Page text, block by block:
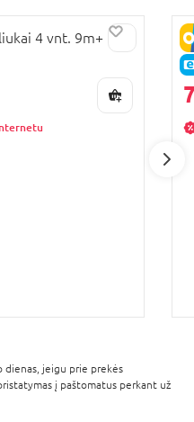
4 vnt. 9m+
dienas, jeigu prie prekės
į paštomatus perkant už